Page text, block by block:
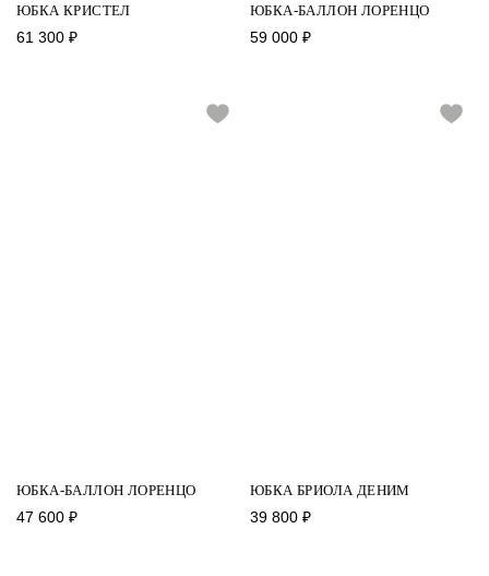
ЮБКА КРИСТЕЛ
61 300 ₽
ЮБКА-БАЛЛОН ЛОРЕНЦО
59 000 ₽
ЮБКА-БАЛЛОН ЛОРЕНЦО
47 600 ₽
ЮБКА БРИОЛА ДЕНИМ
39 800 ₽